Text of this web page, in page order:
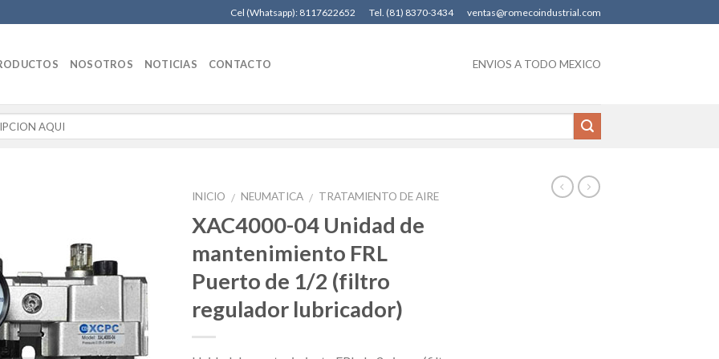
Cel (Whatsapp): 8117622652 Tel. (81) 8370-3434 ventas@romecoindustrial.com
NOSOTROS NOTICIAS CONTACTO ENVIOS A TODO MEXICO
INICIO / NEUMATICA / TRATAMIENTO DE AIRE
XAC4000-04 Unidad de
mantenimiento FRL
Puerto de 1/2 (filtro
regulador lubricador)